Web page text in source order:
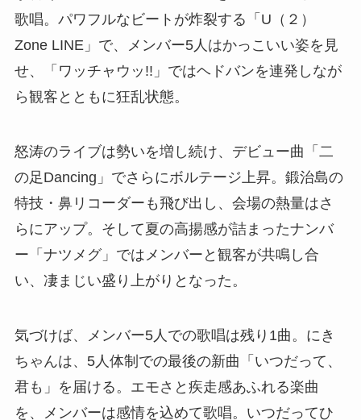
歌唱。パワフルなビートが炸裂する「U（２）
Zone LINE」で、メンバー5人はかっこいい姿を見
せ、「ワッチャウッ!!」ではヘドバンを連発しなが
ら観客とともに狂乱状態。
怒涛のライブは勢いを増し続け、デビュー曲「二
の足Dancing」でさらにボルテージ上昇。鍛治島の
特技・鼻リコーダーも飛び出し、会場の熱量はさ
らにアップ。そして夏の高揚感が詰まったナンバ
ー「ナツメグ」ではメンバーと観客が共鳴し合
い、凄まじい盛り上がりとなった。
気づけば、メンバー5人での歌唱は残り1曲。にき
ちゃんは、5人体制での最後の新曲「いつだって、
君も」を届ける。エモさと疾走感あふれる楽曲
を、メンバーは感情を込めて歌唱。いつだってひ